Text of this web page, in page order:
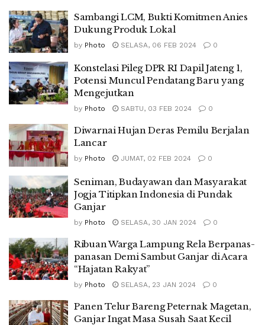
Sambangi LCM, Bukti Komitmen Anies
Dukung Produk Lokal
by Photo SELASA, 06 FEB 2024 0
Konstelasi Pileg DPR RI Dapil Jateng 1,
Potensi Muncul Pendatang Baru yang
Mengejutkan
by Photo SABTU, 03 FEB 2024 0
Diwarnai Hujan Deras Pemilu Berjalan
Lancar
by Photo JUMAT, 02 FEB 2024 0
Seniman, Budayawan dan Masyarakat
Jogja Titipkan Indonesia di Pundak
Ganjar
by Photo SELASA, 30 JAN 2024 0
Ribuan Warga Lampung Rela Berpanas-
panasan Demi Sambut Ganjar di Acara
“Hajatan Rakyat”
by Photo SELASA, 23 JAN 2024 0
Panen Telur Bareng Peternak Magetan,
Ganjar Ingat Masa Susah Saat Kecil